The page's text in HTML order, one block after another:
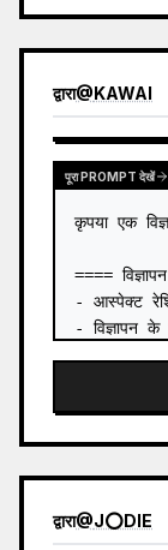
द्वारा@KAWAI
पूरा PROMPT देखें
कृपया एक
====
- आस्पेक्ट
- विज्ञापन
आयामी
- भाषा:
द्वारा@J⭕DIE